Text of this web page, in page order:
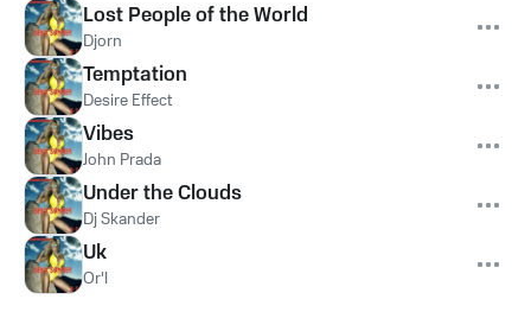
Lost People of the World
Djorn
Temptation
Desire Effect
Vibes
John Prada
Under the Clouds
Dj Skander
Uk
Or'l